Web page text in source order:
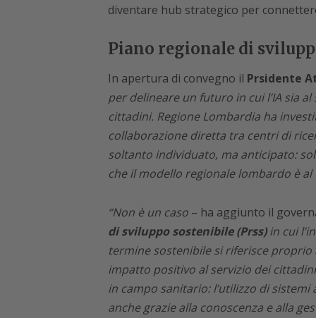
diventare hub strategico per
Piano regionale di
In apertura di convegno il Prsidente
per delineare un futuro in cui l’IA sia
cittadini. Regione Lombardia ha
collaborazione diretta tra centri di
soltanto individuato, ma anticipato:
che il modello regionale lombardo è
“Non è un caso– ha aggiunto il
di sviluppo sostenibile (Prss)in cui
termine sostenibile si riferisce proprio
impatto positivo al servizio dei
in campo sanitario: l’utilizzo di
anche grazie alla conoscenza e alla